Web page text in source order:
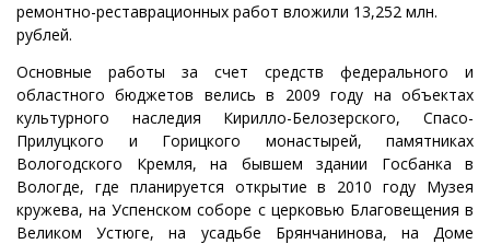
ремонтно-реставрационных работ вложили 13,252 млн.
рублей.
Основные работы за счет средств федерального и
областного бюджетов велись в 2009 году на объектах
культурного наследия Кирилло-Белозерского, Спасо-
Прилуцкого и Горицкого монастырей, памятниках
Вологодского Кремля, на бывшем здании Госбанка в
Вологде, где планируется открытие в 2010 году Музея
кружева, на Успенском соборе с церковью Благовещения в
Великом Устюге, на усадьбе Брянчанинова, на Доме